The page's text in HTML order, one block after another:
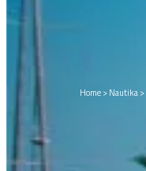
Home>Nautika>